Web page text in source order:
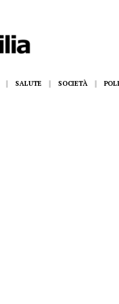
SALUTE SOCIETÀ